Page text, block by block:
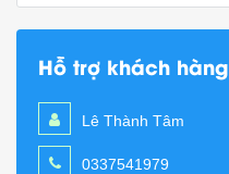
Hỗ trợ khách hàng
Lê Thành Tâm
0337541979